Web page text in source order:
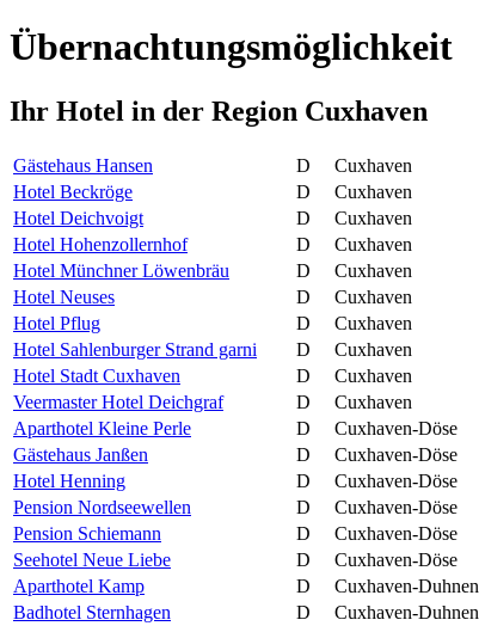
Übernachtungsmöglichkeit
Ihr Hotel in der Region Cuxhaven
Gästehaus Hansen D Cuxhaven
Hotel Beckröge
D Cuxhaven
Hotel Deichvoigt
D Cuxhaven
Hotel Hohenzollernhof
D Cuxhaven
Hotel Münchner Löwenbräu
D Cuxhaven
Hotel Neuses
D Cuxhaven
Hotel Pflug
D Cuxhaven
Hotel Sahlenburger Strand garni
D Cuxhaven
Hotel Stadt Cuxhaven
D Cuxhaven
Veermaster Hotel Deichgraf
D Cuxhaven
Aparthotel Kleine Perle
D Cuxhaven-Döse
Gästehaus Janßen
D Cuxhaven-Döse
Hotel Henning
D Cuxhaven-Döse
Pension Nordseewellen
D Cuxhaven-Döse
Pension Schiemann
D Cuxhaven-Döse
Seehotel Neue Liebe
D Cuxhaven-Döse
Aparthotel Kamp
D Cuxhaven-Duhnen
Badhotel Sternhagen
D Cuxhaven-Duhnen